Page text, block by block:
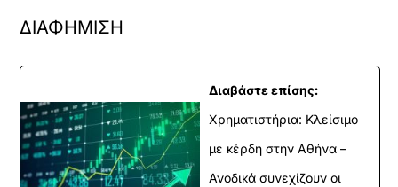
ΔΙΑΦΗΜΙΣΗ
Διαβάστε επίσης:
Χρηματιστήρια: Κλείσιμο
με κέρδη στην Αθήνα –
Ανοδικά συνεχίζουν οι